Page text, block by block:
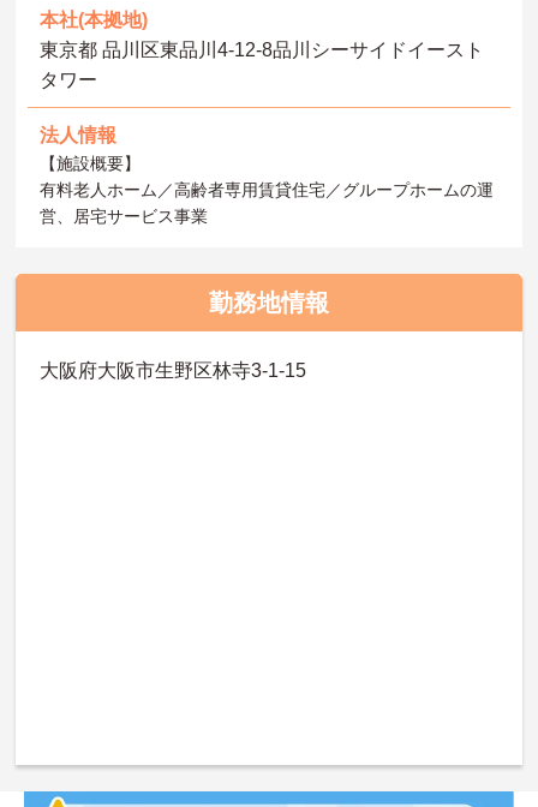
本社(本拠地)
東京都 品川区東品川4-12-8品川シーサイドイースト
タワー
法人情報
【施設概要】
有料老人ホーム／高齢者専用賃貸住宅／グループホームの運
営、居宅サービス事業
勤務地情報
大阪府大阪市生野区林寺3-1-15